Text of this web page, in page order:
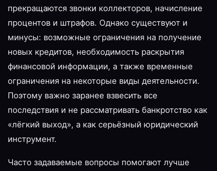
прекращаются звонки коллекторов, начисление
процентов и штрафов. Однако существуют и
минусы: возможные ограничения на получение
новых кредитов, необходимость раскрытия
финансовой информации, а также временные
ограничения на некоторые виды деятельности.
Поэтому важно заранее взвесить все
последствия и не рассматривать банкротство как
«лёгкий выход», а как серьёзный юридический
инструмент.
Часто задаваемые вопросы помогают лучше